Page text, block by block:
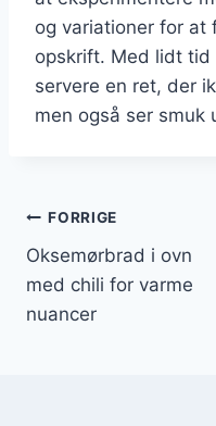
og variationer for at
opskrift. Med lidt
servere en ret, der
men også ser smuk
FORRIGE
Oksemørbrad i ovn
med chili for varme
nuancer